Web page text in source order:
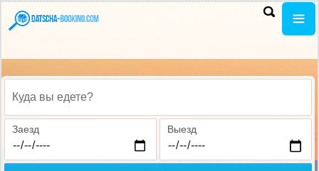
Куда вы едете?
Заезд Выезд